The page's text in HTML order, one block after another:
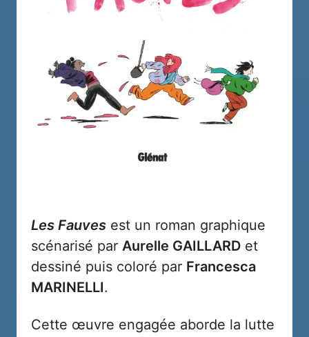
Les Fauves est un roman graphique
scénarisé par Aurelle GAILLARD et
dessiné puis coloré par Francesca
MARINELLI.
Cette œuvre engagée aborde la lutte